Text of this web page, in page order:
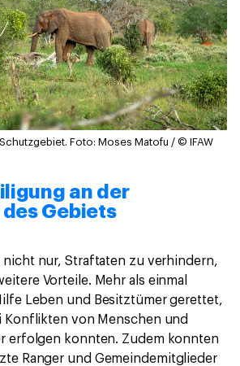
Foto: Moses Matofu / © IFAW
an der
Gebiets
nicht nur, Straftaten zu verhindern,
Vorteile. Mehr als einmal
Leben und Besitztümer gerettet,
Konflikten von Menschen und
erfolgen konnten. Zudem konnten
Ranger und Gemeindemitglieder